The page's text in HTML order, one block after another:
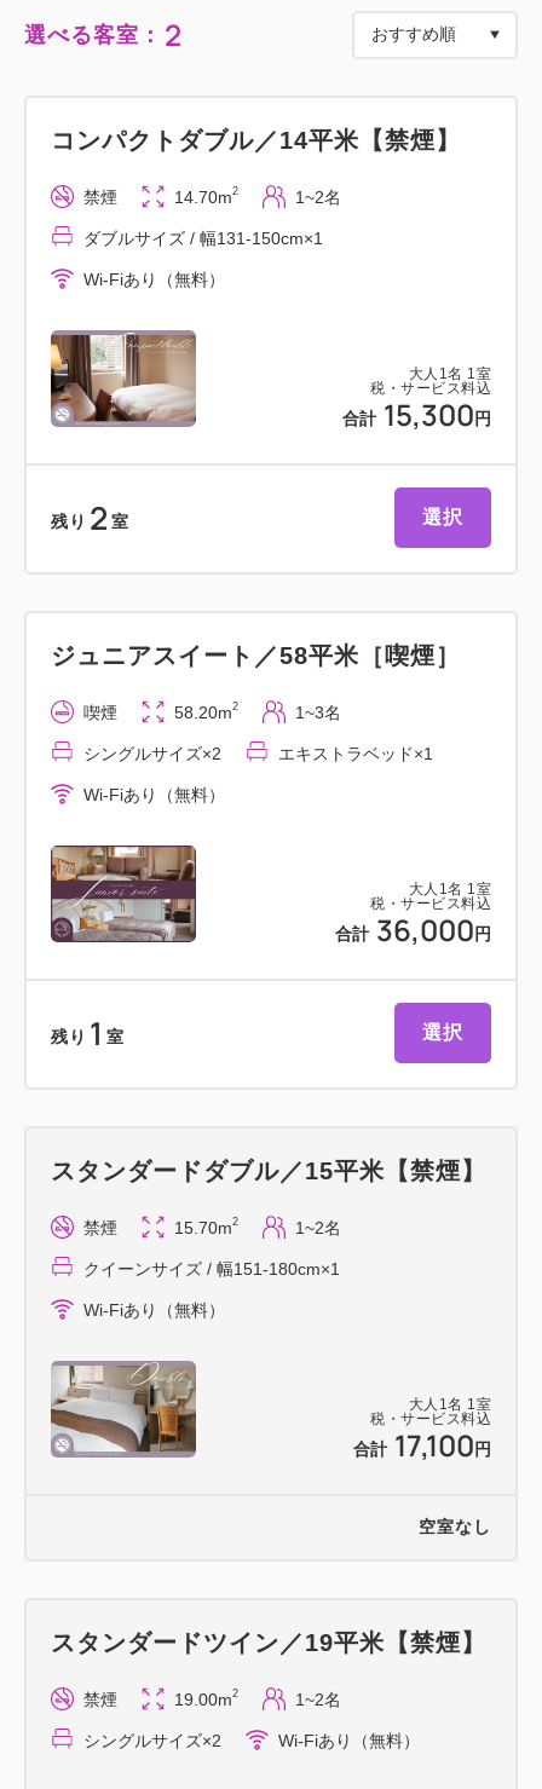
湯上りすべすべのお肌に導く、天然温泉の大浴場。
ぬるめのお湯にゆっくり浸かって、旅の疲れを癒して
ください。
［営業時間］14:00～24:00／翌6:00～9:00（サウナ
・女湯では入室にパスワードが必要になります。チェ
ックイン時ご案内いたします。
・タオルの設置はございません。お部屋のものをお持
・お部屋～大浴場間のご移動は、専用館内着をご利用
ください。
■カジュアルレストラン シャンゼリゼ
ウンジ利用まで幅広くご用意。
［営業時間］7:00～21:00
※営業時間はメニュー毎に異なります。当館ホームペ
その他、個室なども完備した「日本料理・しゃぶしゃ
ぶ島家」に
シーンにあわせ、上質なお食事時間をお楽しみくださ
━━周辺アクセス━━
・宝塚市立手塚治虫記念館：徒歩10分
・阪神競馬場：電車＋徒歩で約20分
・カップヌードルミュージアム 大阪池田：電車＋徒
━━ご案内━━
す。
選べる客室： 2
大人 1 名 1 室
税・サービス料込
合計 15,300 円
コンパクトダブル／14平米【禁煙】
禁煙 14.70m2 1~2名
ダブルサイズ / 幅131-150cm×1
Wi-Fiあり（無料）
残り 2 室 選択
大人 1 名 1 室
税・サービス料込
合計 36,000 円
ジュニアスイート／58平米［喫煙］
喫煙 58.20m2 1~3名
シングルサイズ×2 エキストラベッド×1
Wi-Fiあり（無料）
残り 1 室 選択
大人 1 名 1 室
税・サービス料込
合計 17,100 円
スタンダードダブル／15平米【禁煙】
禁煙 15.70m2 1~2名
クイーンサイズ / 幅151-180cm×1
Wi-Fiあり（無料）
空室なし
スタンダードツイン／19平米【禁煙】
禁煙 19.00m2 1~2名
シングルサイズ×2 Wi-Fiあり（無料）